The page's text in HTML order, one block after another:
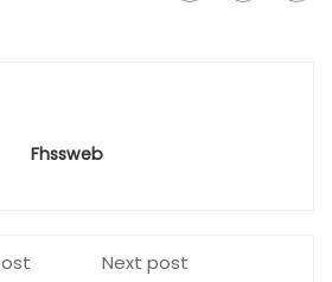
Fhssweb
Next post